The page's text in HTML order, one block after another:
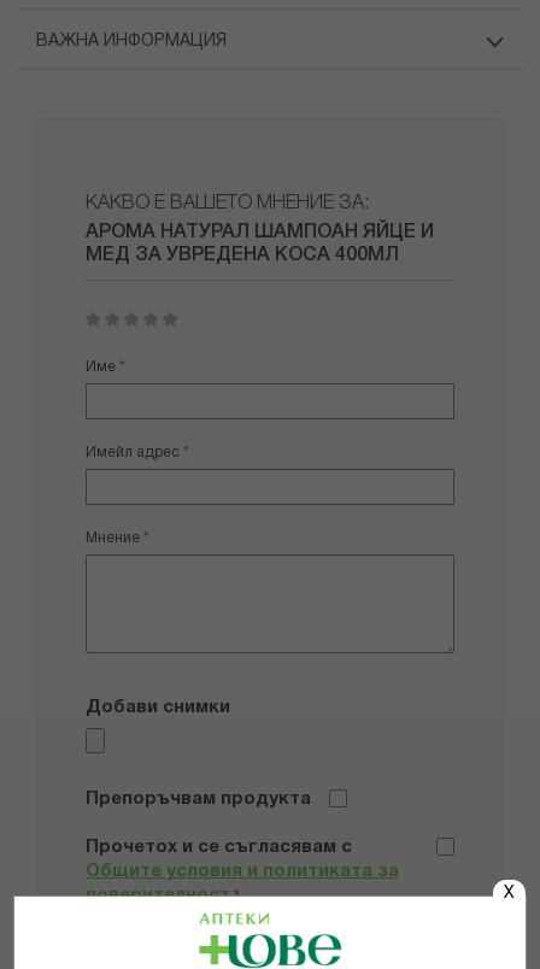
X
ВАЖНА ИНФОРМАЦИЯ
КАКВО Е ВАШЕТО МНЕНИЕ ЗА:
АРОМА НАТУРАЛ ШАМПОАН ЯЙЦЕ И
МЕД ЗА УВРЕДЕНА КОСА 400МЛ
star
stars
stars
stars
stars
Име
Имейл адрес
Мнение
Добави снимки
Препоръчвам продукта
Прочетох и се съгласявам с
Общите условия и политиката за
поверителност *